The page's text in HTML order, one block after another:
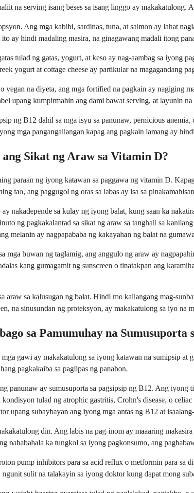
na serving isang beses sa isang linggo ay
Ang mga kabibi, sardinas, tuna, at salmon ay lahat
ay hindi madaling masira, na ginagawang madali itong
tulad ng gatas, yogurt, at keso ay nag-aambag sa iyong
yogurt at cottage cheese ay partikular na magagandang
vegan na diyeta, ang mga fortified na pagkain ay
upang kumpirmahin ang dami bawat serving, at layunin
ng B12 dahil sa mga isyu sa panunaw, pernicious
mga pangangailangan kapag ang pagkain lamang ay
Sikat ng Araw sa Vitamin D?
paraan ng iyong katawan sa paggawa ng vitamin D.
tao, ang paggugol ng oras sa labas ay isa sa
nakadepende sa kulay ng iyong balat, kung saan ka
ng pagkakalantad sa sikat ng araw sa tanghali sa
melanin ay nagpapababa ng kakayahan ng balat na
mga buwan ng taglamig, ang anggulo ng araw ay
kang gumagamit ng sunscreen o tinatakpan ang
araw sa kalusugan ng balat. Hindi mo kailangang mag-
na sinusundan ng proteksyon, ay makakatulong sa iyo
sa Pamumuhay na
gawi ay makakatulong sa iyong katawan na sumipsip
pagkakaiba sa paglipas ng panahon.
panunaw ay sumusuporta sa pagsipsip ng B12. Ang
tulad ng atrophic gastritis, Crohn's disease, o
upang subaybayan ang iyong mga antas ng B12 at
din. Ang labis na pag-inom ay maaaring
nababahala ka tungkol sa iyong pagkonsumo, ang
pump inhibitors para sa acid reflux o metformin para sa
sulit na talakayin sa iyong doktor kung dapat mong